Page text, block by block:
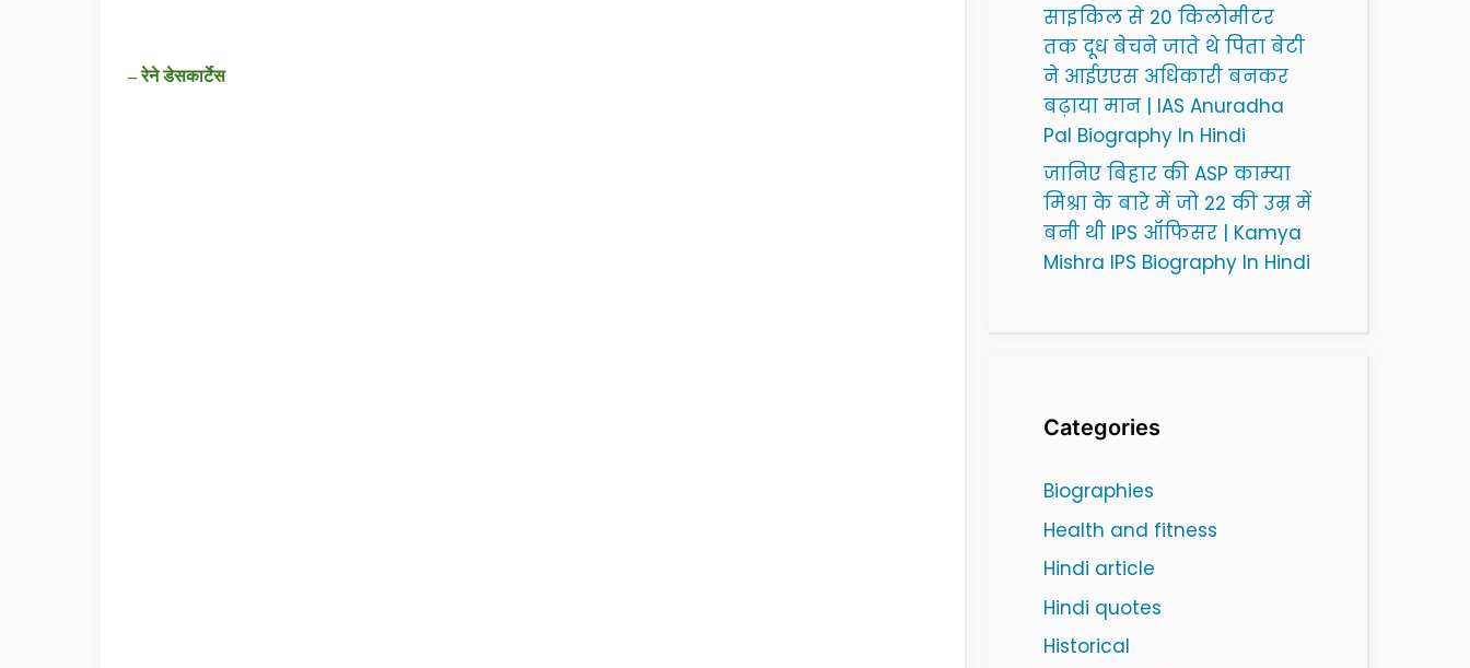
– रेने डेसकार्टेस
साइकिल से 20 किलोमीटर
तक दूध बेचने जाते थे पिता बेटी
ने आईएएस अधिकारी बनकर
बढ़ाया मान | IAS Anuradha
Pal Biography In Hindi
जानिए बिहार की ASP काम्या
मिश्रा के बारे में जो 22 की उम्र में
बनी थी IPS ऑफिसर | Kamya
Mishra IPS Biography In Hindi
Categories
Biographies
Health and fitness
Hindi article
Hindi quotes
Historical